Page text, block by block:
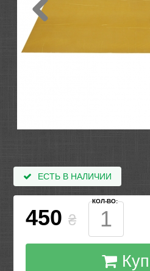
ЕСТЬ В НАЛИЧИИ
450 ₴
КОЛ-ВО: